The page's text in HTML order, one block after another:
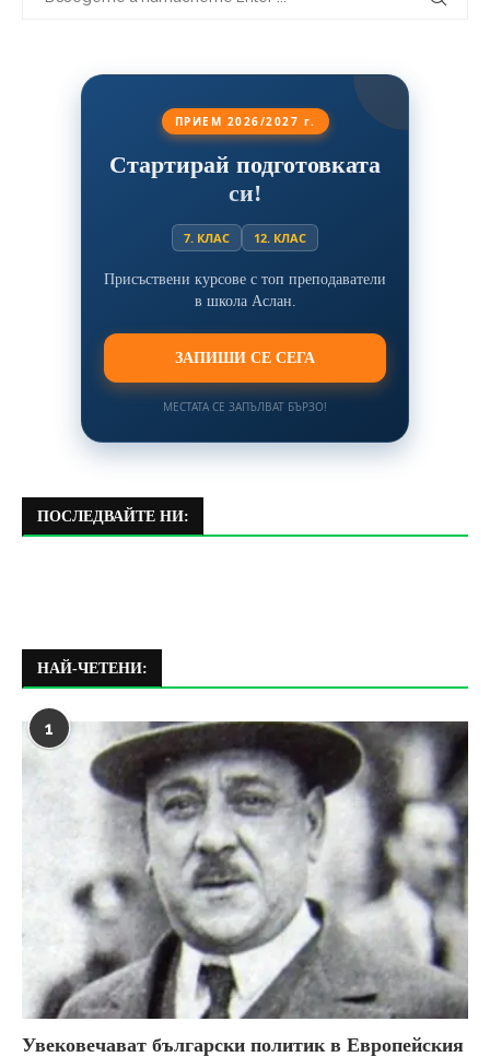
ПРИЕМ 2026/2027 г.
Стартирай подготовката
си!
7. КЛАС 12. КЛАС
Присъствени курсове с топ преподаватели
в школа Аслан.
ЗАПИШИ СЕ СЕГА
МЕСТАТА СЕ ЗАПЪЛВАТ БЪРЗО!
ПОСЛЕДВАЙТЕ НИ:
НАЙ-ЧЕТЕНИ:
1
Увековечават български политик в Европейския